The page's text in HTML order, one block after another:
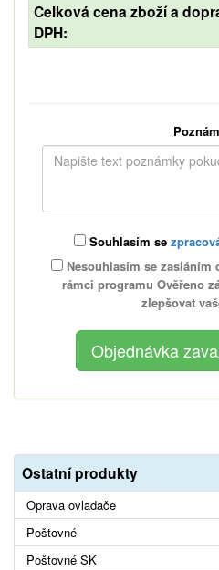
Celková cena zboží a
DPH:
Souhlasím se
Nesouhlasím se
rámci programu Ověřeno
zlepšovat
Ostatní produkty
Oprava ovladače
Poštovné
Poštovné SK